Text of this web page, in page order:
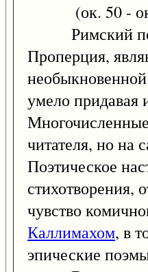
(ок. 50 - ок.
Римский
Проперция,
умело придавая
читателя, но на
Поэтическое
стихотворения,
чувство
Каллимахом, в
эпические